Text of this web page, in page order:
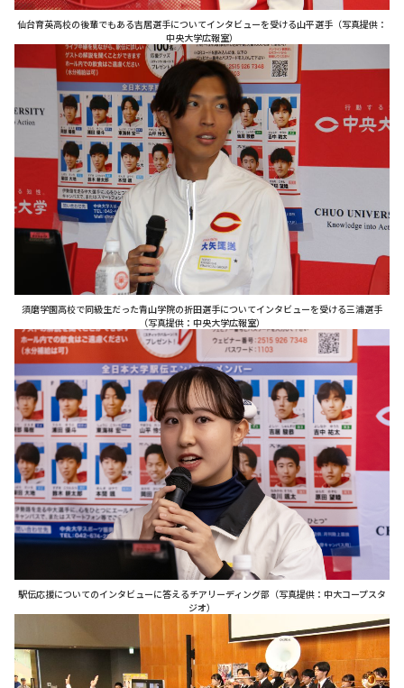
仙台育英高校の後輩でもある吉居選手についてインタビューを受ける山平選手（写真提供：
中央大学広報室）
須磨学園高校で同級生だった青山学院の折田選手についてインタビューを受ける三浦選手
（写真提供：中央大学広報室）
駅伝応援についてのインタビューに答えるチアリーディング部（写真提供：中大コープスタ
ジオ）